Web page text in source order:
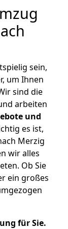
sein,
um Ihnen
sind die
arbeiten
und
es ist,
Merzig
wir alles
Ob Sie
ein großes
für Sie.